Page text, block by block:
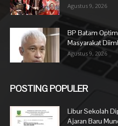
Agustus 9, 2026
BP Batam
Masyarakat
Agustus 9, 2026
POSTING POPULER
Libur Sekolah
Ajaran Baru